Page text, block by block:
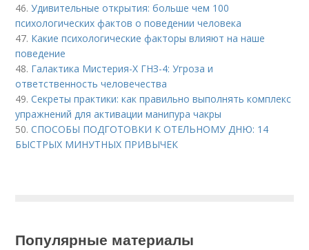
46.Удивительные открытия: больше чем 100
психологических фактов о поведении человека
47. Какие психологические факторы влияют на наше
поведение
48. Галактика Мистерия-Х ГНЗ-4: Угроза и
ответственность человечества
49.Секреты практики: как правильно выполнять комплекс
упражнений для активации манипура чакры
50.СПОСОБЫ ПОДГОТОВКИ К ОТЕЛЬНОМУ ДНЮ: 14
БЫСТРЫХ МИНУТНЫХ ПРИВЫЧЕК
Популярные материалы